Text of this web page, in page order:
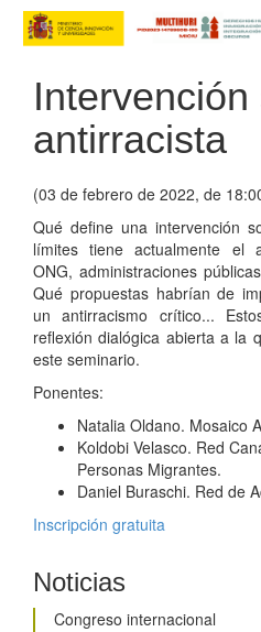
Intervención
antirracista
(03 de febrero de 2022, de
Qué define una intervención
límites tiene actualmente el
ONG, administraciones
Qué propuestas habrían de
un antirracismo crítico...
reflexión dialógica abierta a la
este seminario.
Ponentes:
Natalia Oldano. Mosaico
Koldobi Velasco. Red
Personas Migrantes.
Daniel Buraschi. Red de
Inscripción gratuita
Noticias
Congreso internacional